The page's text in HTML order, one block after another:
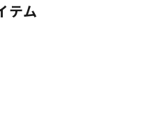
テム